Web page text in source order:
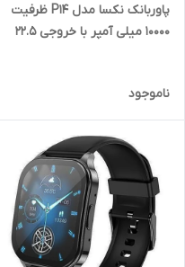
پاوربانک نکسا مدل P14 ظرفیت
10000 میلی آمپر با خروجی 22.5
ناموجود